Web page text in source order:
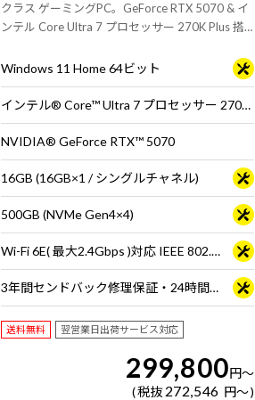
クラス ゲーミングPC。GeForce RTX 5070 & イ
ンテル Core Ultra 7 プロセッサー 270K Plus 搭
す。
Windows 11 Home 64ビット
インテル® Core™ Ultra 7 プロセッサー 270K Plus ※65W動作
NVIDIA® GeForce RTX™ 5070
16GB (16GB×1 / シングルチャネル)
500GB (NVMe Gen4×4)
Wi-Fi 6E( 最大2.4Gbps )対応 IEEE 802.11 ax/ac/a/b/g/n準拠 ＋ Bluetooth 5内蔵
3年間センドバック修理保証・24時間×365日電話サポート
送料無料 翌営業日出荷サービス対応
299,800円～
税抜 272,546 円～